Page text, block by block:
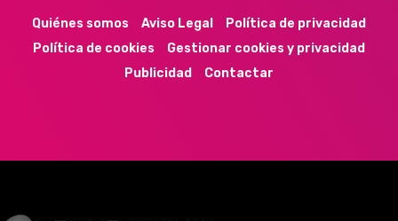
Quiénes somos Aviso Legal
Política de privacidad
Política de cookies
Gestionar cookies y privacidad
Publicidad
Contactar